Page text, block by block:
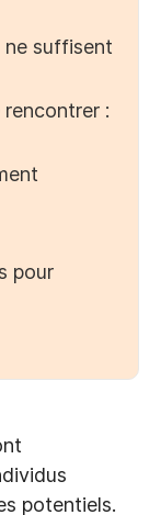
ne suffisent
:
pour
potentiels.